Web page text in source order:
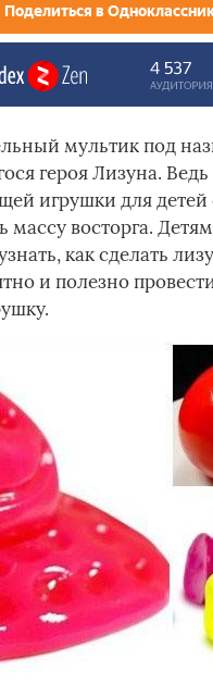
Поделиться в
мультик под
героя Лизуна.
игрушки для
восторга.
как сделать
и полезно